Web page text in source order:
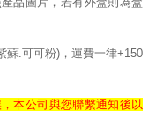
蘇.可可粉)，運費一律+150
本公司與您聯繫通知後以